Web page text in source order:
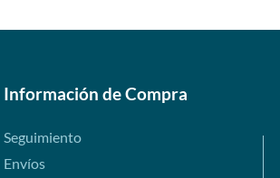
Información de Compra
Seguimiento
Envíos